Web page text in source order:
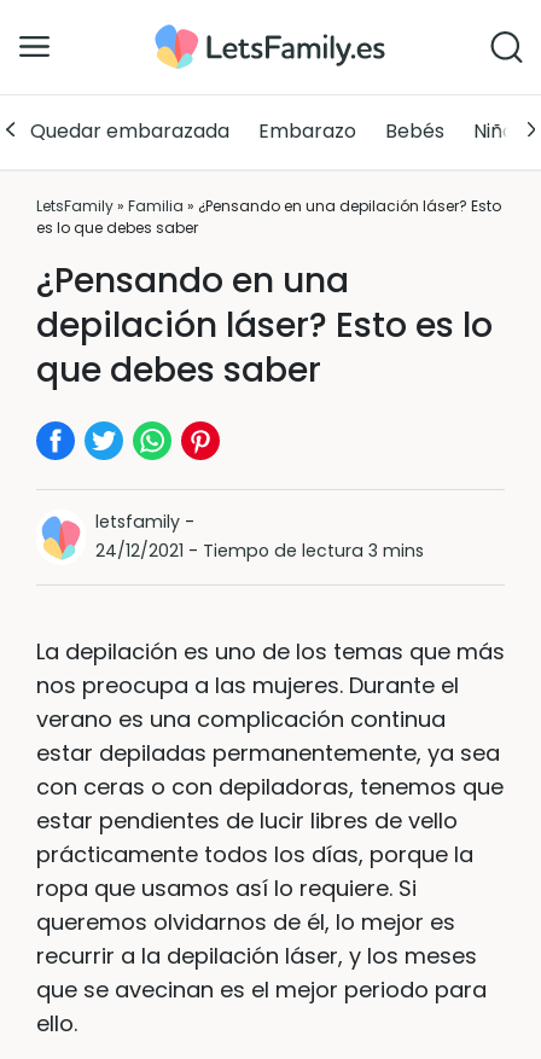
Quedar embarazada Embarazo Bebés Niños
LetsFamily» Familia » ¿Pensando en una depilación láser? Esto
es lo que debes saber
¿Pensando en una
depilación láser? Esto es lo
que debes saber
letsfamily-
24/12/2021 - Tiempo de lectura 3 mins
La depilación es uno de los temas que más
nos preocupa a las mujeres. Durante el
verano es una complicación continua
estar depiladas permanentemente, ya sea
con ceras o con depiladoras, tenemos que
estar pendientes de lucir libres de vello
prácticamente todos los días, porque la
ropa que usamos así lo requiere. Si
queremos olvidarnos de él, lo mejor es
recurrir a la depilación láser, y los meses
que se avecinan es el mejor periodo para
ello.